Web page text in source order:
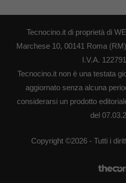
Tecnocino.it di proprietà di
Marchese 10, 00141 Roma
I.V.A.
Tecnocino.it non è una testata
aggiornato senza alcuna
considerarsi un prodotto
del
Copyright ©2026 - Tutti i